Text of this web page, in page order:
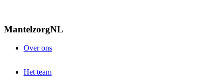
MantelzorgNL
Over ons
Het team